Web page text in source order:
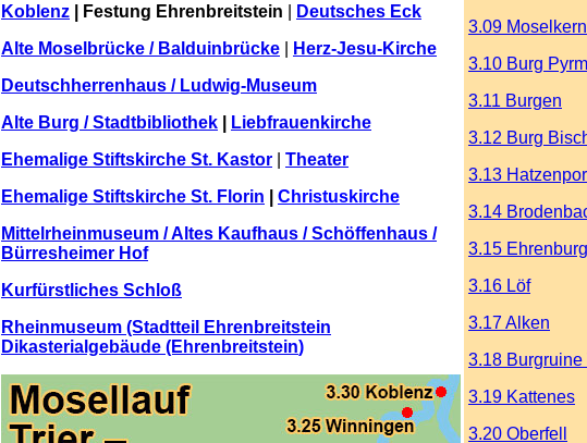
Koblenz | Festung Ehrenbreitstein
Deutsches Eck
Alte Moselbrücke / Balduinbrücke
Herz-Jesu-Kirche
Deutschherrenhaus / Ludwig-Museum
Alte Burg / Stadtbibliothek
Liebfrauenkirche
Ehemalige Stiftskirche St. Kastor
Theater
Ehemalige Stiftskirche St. Florin
Christuskirche
Mittelrheinmuseum / Altes Kaufhaus / Schöffenhaus /
Bürresheimer Hof
Kurfürstliches Schloß
Rheinmuseum (Stadtteil Ehrenbreitstein
Dikasterialgebäude (Ehrenbreitstein)
3.09 Moselkern
3.10 Burg
3.11 Burgen
3.12 Burg
3.13
3.14
3.15 Ehrenburg
3.16 Löf
3.17 Alken
3.18 Burgruine
3.19 Kattenes
3.20 Oberfell